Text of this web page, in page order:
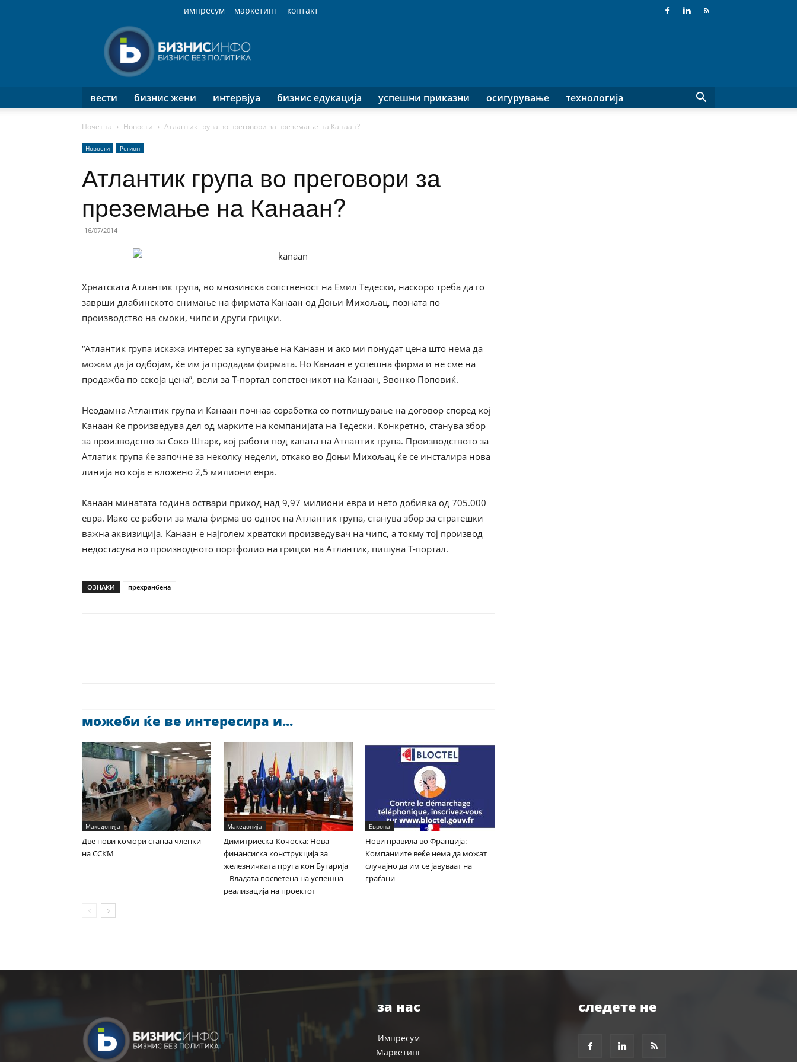
импресум маркетинг
контакт
Инфо
вести бизнис жени интервјуа бизнис едукација успешни приказни осигурување технологија
Почетна Новости Атлантик група во преговори за преземање на Канаан?
Новости Регион
Атлантик група во преговори за
преземање на Канаан?
16/07/2014
Хрватската Атлантик група, во мнозинска сопственост на Емил Тедески, наскоро треба да го
заврши длабинското снимање на фирмата Канаан од Доњи Михољац, позната по
производство на смоки, чипс и други грицки.
“Атлантик група искажа интерес за купување на Канаан и ако ми понудат цена што нема да
можам да ја одбојам, ќе им ја продадам фирмата. Но Канаан е успешна фирма и не сме на
продажба по секоја цена”, вели за Т-портал сопственикот на Канаан, Звонко Поповиќ.
Неодамна Атлантик група и Канаан почнаа соработка со потпишување на договор според кој
Канаан ќе произведува дел од марките на компанијата на Тедески. Конкретно, станува збор
за производство за Соко Штарк, кој работи под капата на Атлантик група. Производството за
Атлатик група ќе започне за неколку недели, откако во Доњи Михољац ќе се инсталира нова
линија во која е вложено 2,5 милиони евра.
Канаан минатата година оствари приход над 9,97 милиони евра и нето добивка од 705.000
евра. Иако се работи за мала фирма во однос на Атлантик група, станува збор за стратешки
важна аквизиција. Канаан е најголем хрватски произведувач на чипс, а токму тој производ
недостасува во производното портфолио на грицки на Атлантик, пишува Т-портал.
ОЗНАКИ прехранбена
можеби ќе ве интересира и...
Македонија
Две нови комори станаа членки
на ССКМ
Македонија
Димитриеска-Кочоска: Нова
финансиска конструкција за
железничката пруга кон Бугарија
– Владата посветена на успешна
реализација на проектот
Европа
Нови правила во Франција:
Компаниите веќе нема да можат
случајно да им се јавуваат на
граѓани
за нас
Импресум
Маркетинг
следете не